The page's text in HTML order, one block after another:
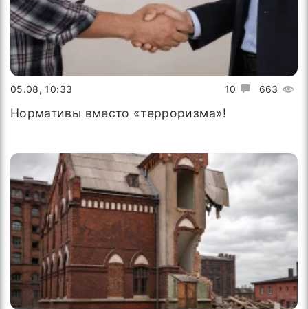
10 663
05.08, 10:33
Нормативы вместо «терроризма»!